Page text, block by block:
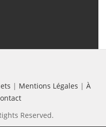
| Mentions Légales | À
Reserved.